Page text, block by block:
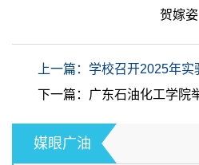
贺嫁姿
媒眼广油